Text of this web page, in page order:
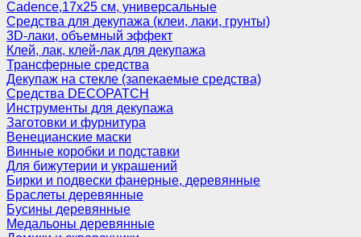
Cadence,17х25 см, универсальные
Средства для декупажа (клеи, лаки, грунты)
3D-лаки, объемный эффект
Клей, лак, клей-лак для декупажа
Трансферные средства
Декупаж на стекле (запекаемые средства)
Средства DECOPATCH
Инструменты для декупажа
Заготовки и фурнитура
Венецианские маски
Винные коробки и подставки
Для бижутерии и украшений
Бирки и подвески фанерные, деревянные
Браслеты деревянные
Бусины деревянные
Медальоны деревянные